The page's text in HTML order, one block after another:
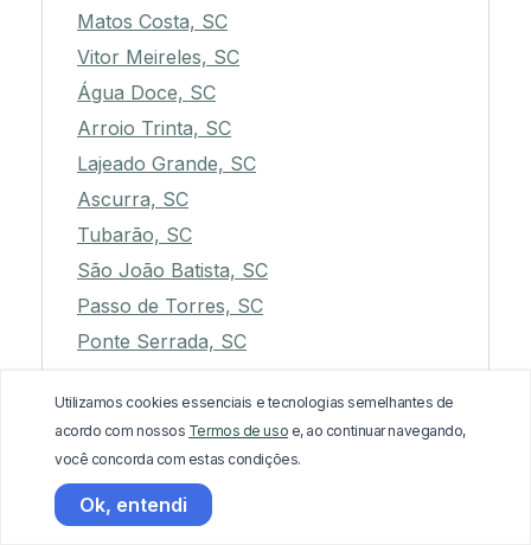
Matos Costa, SC
Vitor Meireles, SC
Água Doce, SC
Arroio Trinta, SC
Lajeado Grande, SC
Ascurra, SC
Tubarão, SC
São João Batista, SC
Passo de Torres, SC
Ponte Serrada, SC
Alto Bela Vista, SC
Iomerê, SC
Barra Velha, SC
Xaxim, SC
Utilizamos cookies essenciais e tecnologias semelhantes de
acordo com nossos Termos de uso e, ao continuar navegando,
você concorda com estas condições.
Ok, entendi